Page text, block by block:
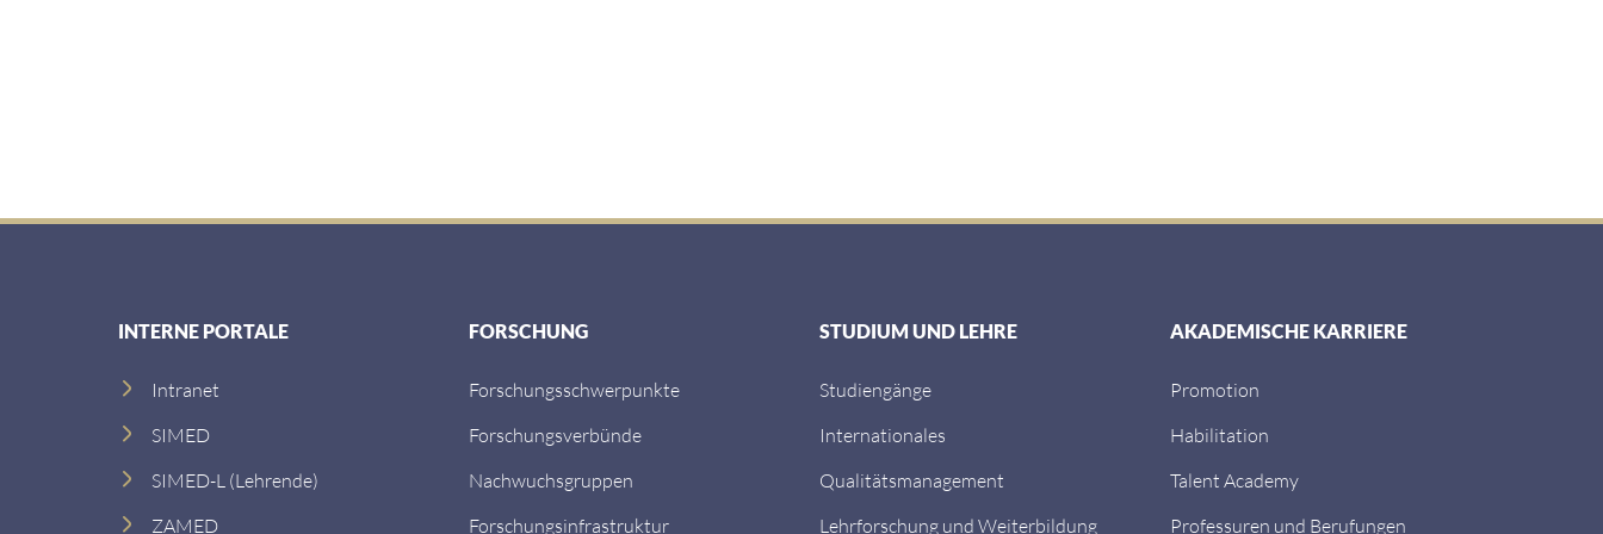
INTERNE PORTALE
Intranet
SIMED
SIMED-L (Lehrende)
ZAMED
FORSCHUNG
Forschungsschwerpunkte
Forschungsverbünde
Nachwuchsgruppen
Forschungsinfrastruktur
STUDIUM UND LEHRE
Studiengänge
Internationales
Qualitätsmanagement
Lehrforschung und Weiterbildung
AKADEMISCHE KARRIERE
Promotion
Habilitation
Talent Academy
Professuren und Berufungen